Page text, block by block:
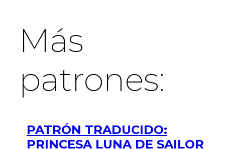
Más
patrones:
PATRÓN TRADUCIDO:
PRINCESA LUNA DE SAILOR